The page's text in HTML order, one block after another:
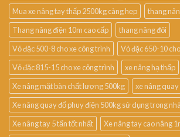
Mua xe nâng tay thấp 2500kg càng hẹp
thang
Thang nâng điện 10m cao cấp
thang nâng đôi
Vỏ đặc 500-8 cho xe công trình
Vỏ đặc 650-10
Vỏ đặc 815-15 cho xe công trình
xe nâng hạ thấp
Xe nâng mặt bàn chất lượng 500kg
xe nâng
Xe nâng quay đổ phuy điện 500kg sử dụng trong
Xe nâng tay 5 tấn tốt nhất
Xe nâng tay cao nâng